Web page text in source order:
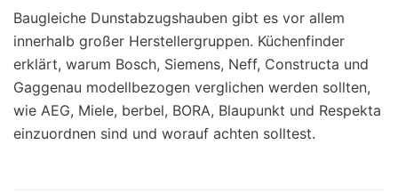
Baugleiche Dunstabzugshauben gibt es vor allem
innerhalb großer Herstellergruppen. Küchenfinder
erklärt, warum Bosch, Siemens, Neff, Constructa und
Gaggenau modellbezogen verglichen werden sollten,
wie AEG, Miele, berbel, BORA, Blaupunkt und Respekta
einzuordnen sind und worauf achten solltest.